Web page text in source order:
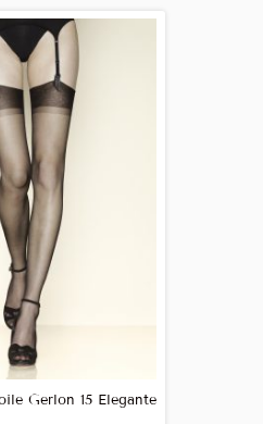
Gerlon 15 Elegante